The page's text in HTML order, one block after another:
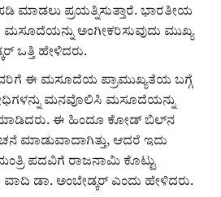
ಮಾಡಲು ಪ್ರಯತ್ನಿಸುತ್ತಾರೆ. ಭಾರತೀಯ
ಅಂಗೀಕರಿಸುವುದು ಮುಖ್ಯ
ಒತ್ತಿ ಹೇಳಿದರು.
ಈ ಮಸೂದೆಯ ಪ್ರಾಮುಖ್ಯತೆಯ ಬಗ್ಗೆ
ಮನವೊಲಿಸಿ ಮಸೂದೆಯನ್ನು
ಈ ಹಿಂದೂ ಕೋಡ್ ಬಿಲ್‌ನ
ಮಾಡುವಾದಾಗಿತ್ತು, ಆದರೆ ಇದು
ಪದವಿಗೆ ರಾಜನಾಮಿ ಕೊಟ್ಟು
ಡಾ. ಅಂಬೇಡ್ಕರ್ ಎಂದು ಹೇಳಿದರು.